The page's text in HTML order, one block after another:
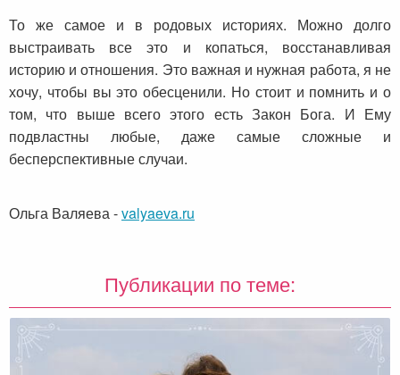
То же самое и в родовых историях. Можно долго
выстраивать все это и копаться, восстанавливая
историю и отношения. Это важная и нужная работа, я не
хочу, чтобы вы это обесценили. Но стоит и помнить и о
том, что выше всего этого есть Закон Бога. И Ему
подвластны любые, даже самые сложные и
бесперспективные случаи.
Ольга Валяева-valyaeva.ru
Публикации по теме: